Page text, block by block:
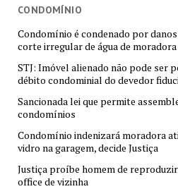
CONDOMÍNIO
Condomínio é condenado por
corte irregular de água de moradora
STJ: Imóvel alienado não pode ser
débito condominial do devedor
Sancionada lei que permite
condomínios
Condomínio indenizará moradora
vidro na garagem, decide Justiça
Justiça proíbe homem de
office de vizinha